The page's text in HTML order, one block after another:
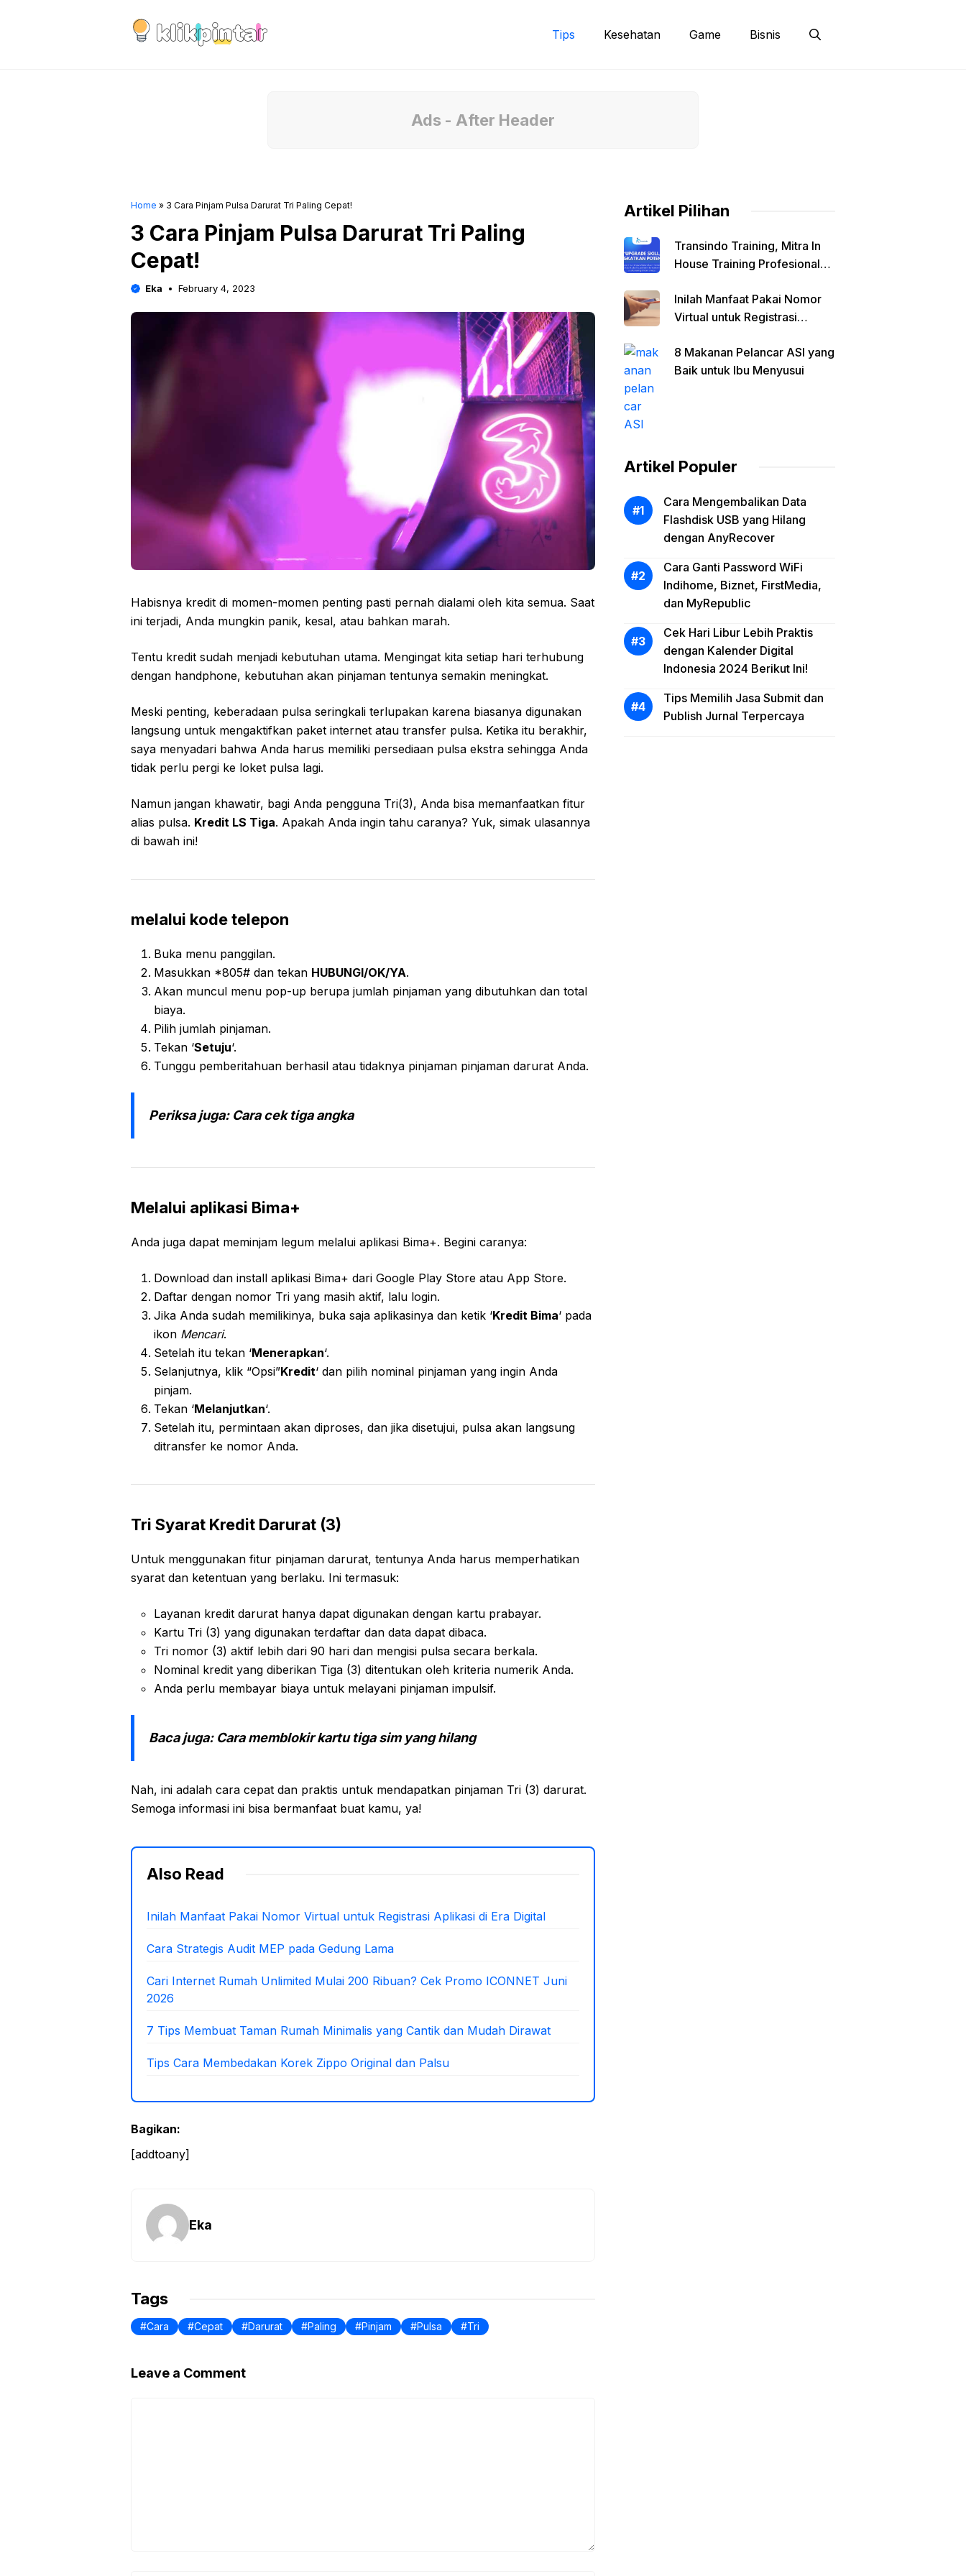
Tips Kesehatan Game Bisnis
Ads - After Header
Home » 3 Cara Pinjam Pulsa Darurat Tri Paling Cepat!
3 Cara Pinjam Pulsa Darurat Tri Paling
Cepat!
Eka February 4, 2023
Habisnya kredit di momen-momen penting pasti pernah dialami oleh kita semua. Saat
ini terjadi, Anda mungkin panik, kesal, atau bahkan marah.
Tentu kredit sudah menjadi kebutuhan utama. Mengingat kita setiap hari terhubung
dengan handphone, kebutuhan akan pinjaman tentunya semakin meningkat.
Meski penting, keberadaan pulsa seringkali terlupakan karena biasanya digunakan
langsung untuk mengaktifkan paket internet atau transfer pulsa. Ketika itu berakhir,
saya menyadari bahwa Anda harus memiliki persediaan pulsa ekstra sehingga Anda
tidak perlu pergi ke loket pulsa lagi.
Namun jangan khawatir, bagi Anda pengguna Tri(3), Anda bisa memanfaatkan fitur
alias pulsa. Kredit LS Tiga. Apakah Anda ingin tahu caranya? Yuk, simak ulasannya
di bawah ini!
melalui kode telepon
Buka menu panggilan.
Masukkan *805# dan tekan HUBUNGI/OK/YA.
Akan muncul menu pop-up berupa jumlah pinjaman yang dibutuhkan dan total
biaya.
Pilih jumlah pinjaman.
Tekan ‘Setuju‘.
Tunggu pemberitahuan berhasil atau tidaknya pinjaman pinjaman darurat Anda.
Periksa juga: Cara cek tiga angka
Melalui aplikasi Bima+
Anda juga dapat meminjam legum melalui aplikasi Bima+. Begini caranya:
Download dan install aplikasi Bima+ dari Google Play Store atau App Store.
Daftar dengan nomor Tri yang masih aktif, lalu login.
Jika Anda sudah memilikinya, buka saja aplikasinya dan ketik ‘Kredit Bima‘ pada
ikon Mencari.
Setelah itu tekan ‘Menerapkan‘.
Selanjutnya, klik “Opsi”Kredit‘ dan pilih nominal pinjaman yang ingin Anda
pinjam.
Tekan ‘Melanjutkan‘.
Setelah itu, permintaan akan diproses, dan jika disetujui, pulsa akan langsung
ditransfer ke nomor Anda.
Tri Syarat Kredit Darurat (3)
Untuk menggunakan fitur pinjaman darurat, tentunya Anda harus memperhatikan
syarat dan ketentuan yang berlaku. Ini termasuk:
Layanan kredit darurat hanya dapat digunakan dengan kartu prabayar.
Kartu Tri (3) yang digunakan terdaftar dan data dapat dibaca.
Tri nomor (3) aktif lebih dari 90 hari dan mengisi pulsa secara berkala.
Nominal kredit yang diberikan Tiga (3) ditentukan oleh kriteria numerik Anda.
Anda perlu membayar biaya untuk melayani pinjaman impulsif.
Baca juga: Cara memblokir kartu tiga sim yang hilang
Nah, ini adalah cara cepat dan praktis untuk mendapatkan pinjaman Tri (3) darurat.
Semoga informasi ini bisa bermanfaat buat kamu, ya!
Also Read
Inilah Manfaat Pakai Nomor Virtual untuk Registrasi Aplikasi di Era Digital
Cara Strategis Audit MEP pada Gedung Lama
Cari Internet Rumah Unlimited Mulai 200 Ribuan? Cek Promo ICONNET Juni
2026
7 Tips Membuat Taman Rumah Minimalis yang Cantik dan Mudah Dirawat
Tips Cara Membedakan Korek Zippo Original dan Palsu
Bagikan:
[addtoany]
Eka
Tags
Cara Cepat Darurat Paling Pinjam Pulsa Tri
Leave a Comment
Artikel Pilihan
Transindo Training, Mitra In
House Training Profesional
Inilah Manfaat Pakai Nomor
Virtual untuk Registrasi
8 Makanan Pelancar ASI yang
Baik untuk Ibu Menyusui
Artikel Populer
Cara Mengembalikan Data
Flashdisk USB yang Hilang
dengan AnyRecover
Cara Ganti Password WiFi
Indihome, Biznet, FirstMedia,
dan MyRepublic
Cek Hari Libur Lebih Praktis
dengan Kalender Digital
Indonesia 2024 Berikut Ini!
Tips Memilih Jasa Submit dan
Publish Jurnal Terpercaya